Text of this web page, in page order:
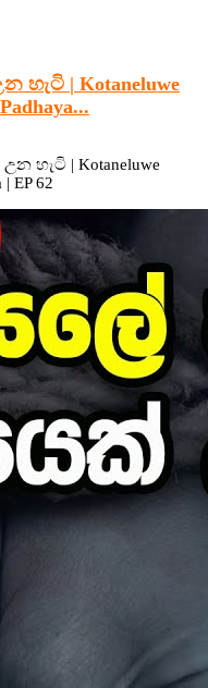
| Kotaneluwe
හැටි | Kotaneluwe
| EP 62